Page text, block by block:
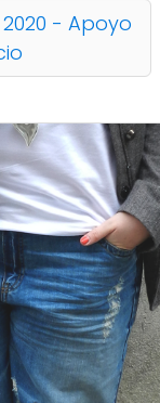
- Apoyo